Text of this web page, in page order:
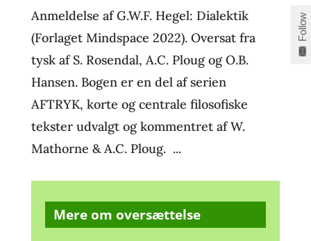
Anmeldelse af G.W.F. Hegel: Dialektik
(Forlaget Mindspace 2022). Oversat fra
tysk af S. Rosendal, A.C. Ploug og O.B.
Hansen. Bogen er en del af serien
AFTRYK, korte og centrale filosofiske
tekster udvalgt og kommentret af W.
Mathorne & A.C. Ploug. ...
Mere om oversættelse
Follow